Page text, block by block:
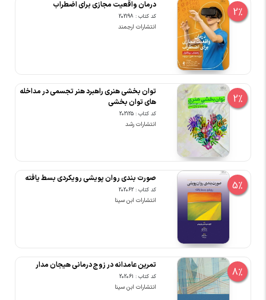
2%
درمان واقعیت مجازی برای اضطراب
کد کتاب : 202198
انتشارات ارجمند
2%
توان بخشی هنری راهبرد هنر تجسمی در مداخله
های توان بخشی
کد کتاب : 202125
انتشارات رشد
5%
صورت‏ بندی روان پویشی رویکردی بسط یافته
کد کتاب : 202062
انتشارات ابن سینا
8%
تمرین عامدانه در زوج درمانی هیجان مدار
کد کتاب : 202061
انتشارات ابن سینا